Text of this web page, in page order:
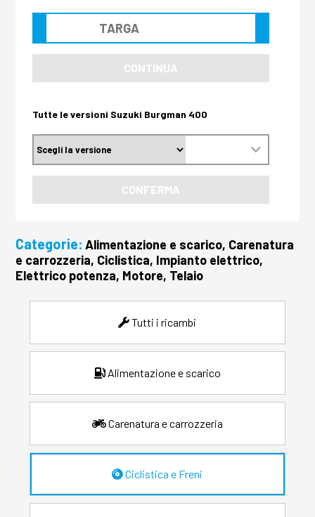
CONTINUA
Tutte le versioni Suzuki Burgman 400
CONFERMA
Categorie: Alimentazione e scarico, Carenatura
e carrozzeria, Ciclistica, Impianto elettrico,
Elettrico potenza, Motore, Telaio
Tutti i ricambi
Alimentazione e scarico
Carenatura e carrozzeria
Ciclistica e Freni